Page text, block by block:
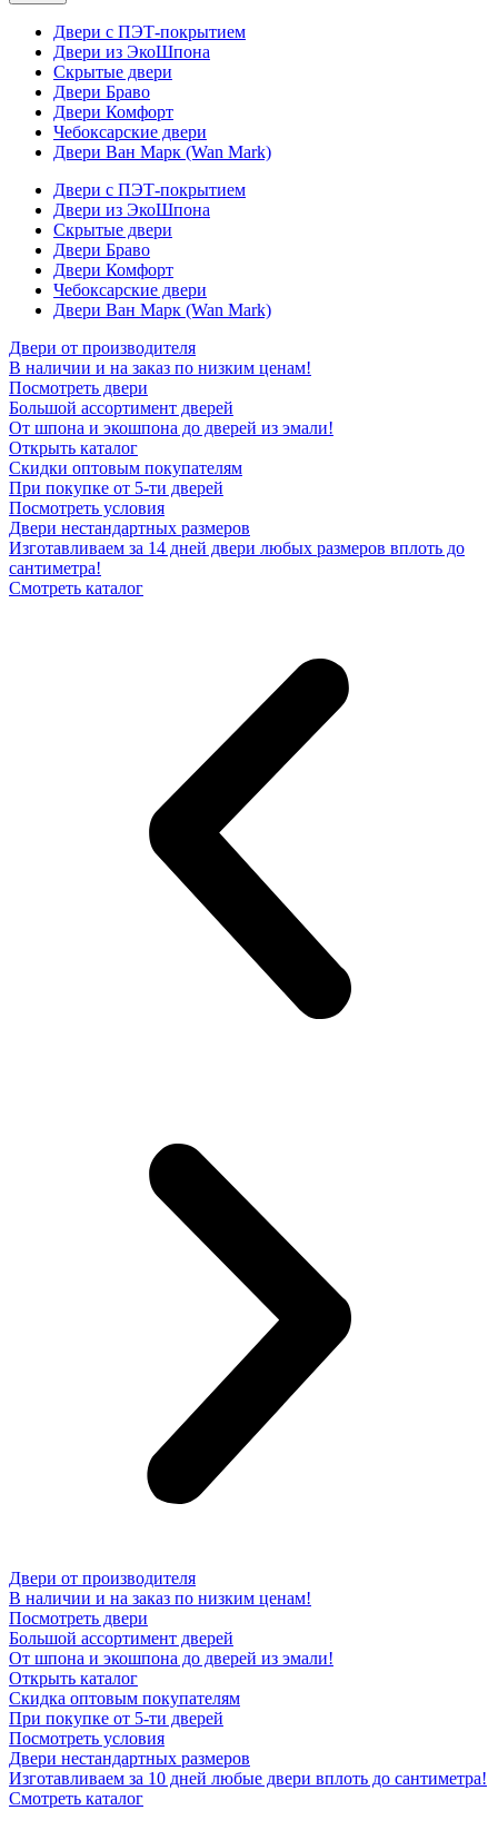
Двери с ПЭТ-покрытием
Двери из ЭкоШпона
Скрытые двери
Двери Браво
Двери Комфорт
Чебоксарские двери
Двери Ван Марк (Wan Mark)
Двери с ПЭТ-покрытием
Двери из ЭкоШпона
Скрытые двери
Двери Браво
Двери Комфорт
Чебоксарские двери
Двери Ван Марк (Wan Mark)
Двери от производителя
В наличии и на заказ по низким ценам!
Посмотреть двери
Большой ассортимент дверей
От шпона и экошпона до дверей из эмали!
Открыть каталог
Скидки оптовым покупателям
При покупке от 5-ти дверей
Посмотреть условия
Двери нестандартных размеров
Изготавливаем за 14 дней двери любых размеров вплоть до
сантиметра!
Смотреть каталог
Двери от производителя
В наличии и на заказ по низким ценам!
Посмотреть двери
Большой ассортимент дверей
От шпона и экошпона до дверей из эмали!
Открыть каталог
Скидка оптовым покупателям
При покупке от 5-ти дверей
Посмотреть условия
Двери нестандартных размеров
Изготавливаем за 10 дней любые двери вплоть до сантиметра!
Смотреть каталог